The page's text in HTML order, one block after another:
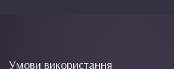
Умови використання